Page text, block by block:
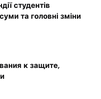
студентів
та головні зміни
к защите,